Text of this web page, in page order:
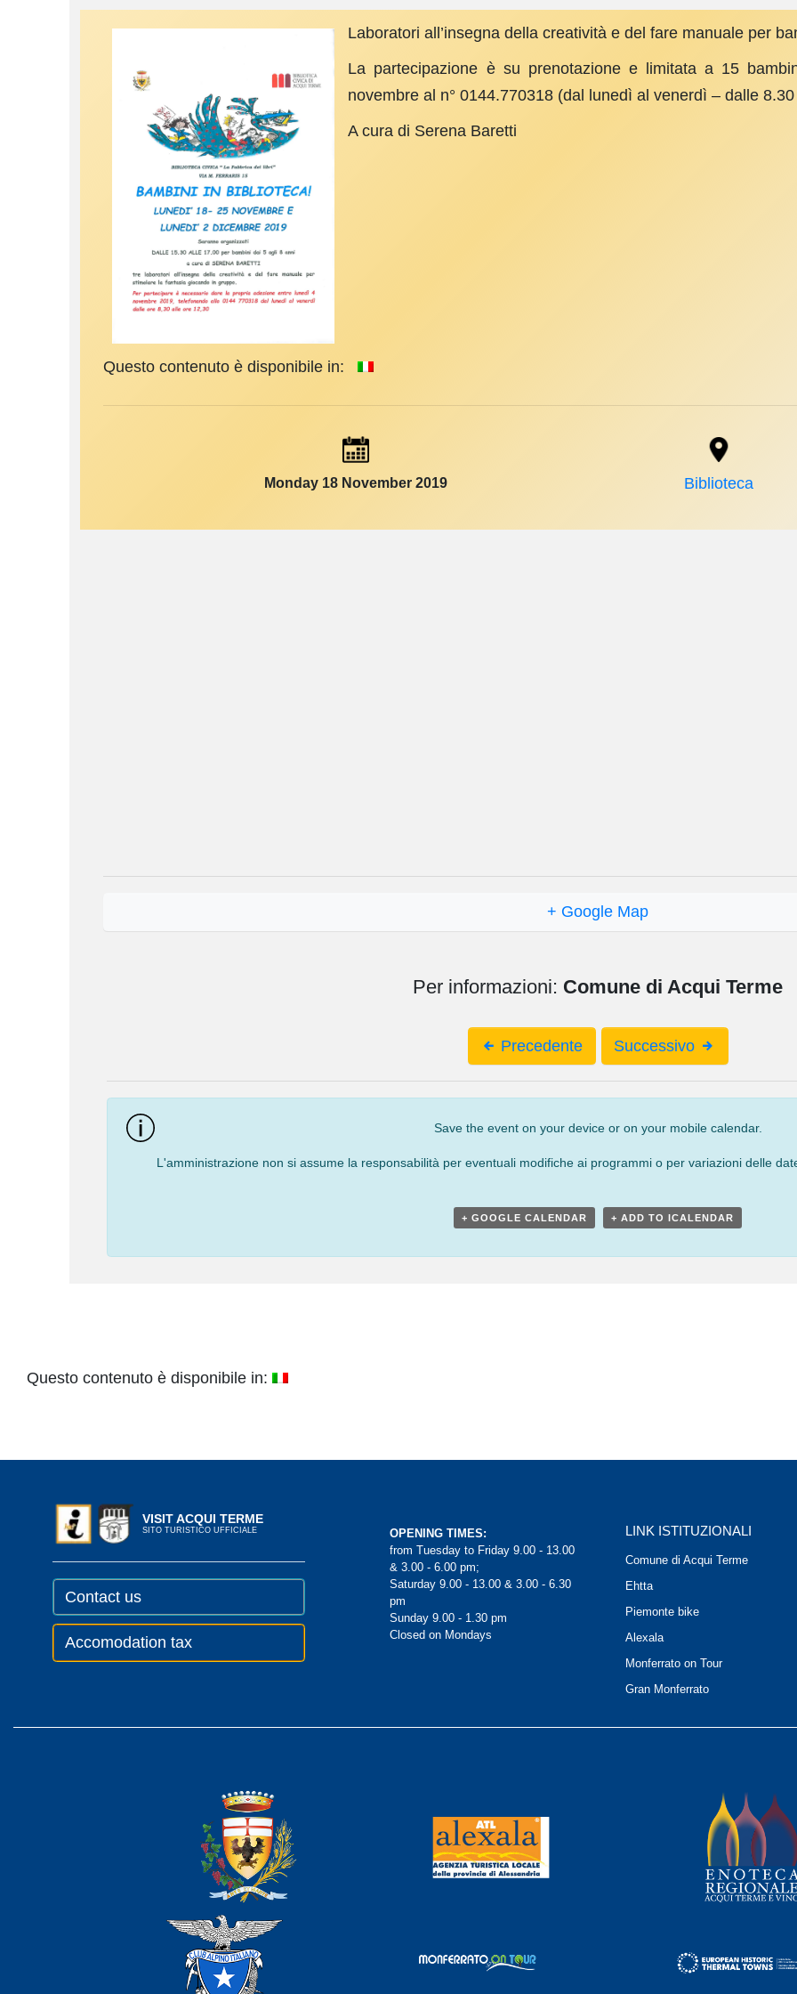
Laboratori all’insegna della creatività e del fare manuale per
La partecipazione è su prenotazione e limitata a 15
novembre al n° 0144.770318 (dal lunedì al venerdì – dalle
A cura di Serena Baretti
Questo contenuto è disponibile in:
Monday 18 November 2019 Biblioteca
+ Google Map
Per informazioni: Comune di Acqui Terme
Navigation
Precedente Successivo
Save the event on your device or on your mobile calendar.
L'amministrazione non si assume la responsabilità per eventuali modifiche ai programmi o per variazioni delle
+ GOOGLE CALENDAR + ADD TO ICALENDAR
Questo contenuto è disponibile in:
VISIT ACQUI TERME
SITO TURISTICO UFFICIALE
Contact us
Accomodation tax
OPENING TIMES:
from Tuesday to Friday 9.00 - 13.00
& 3.00 - 6.00 pm;
Saturday 9.00 - 13.00 & 3.00 - 6.30
pm
Sunday 9.00 - 1.30 pm
Closed on Mondays
LINK ISTITUZIONALI
Comune di Acqui Terme
Ehtta
Piemonte bike
Alexala
Monferrato on Tour
Gran Monferrato